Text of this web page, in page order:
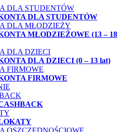
DLA STUDENTÓW
MŁODZIEŻOWE (13 – 18
DLA DZIECI (0 – 13 lat)
FIRMOWE